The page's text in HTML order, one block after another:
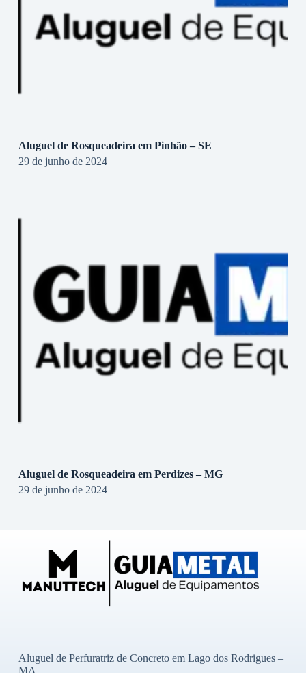
Aluguel de Rosqueadeira em Pinhão – SE
29 de junho de 2024
Aluguel de Rosqueadeira em Perdizes – MG
29 de junho de 2024
Aluguel de Perfuratriz de Concreto em Lago dos Rodrigues –
MA